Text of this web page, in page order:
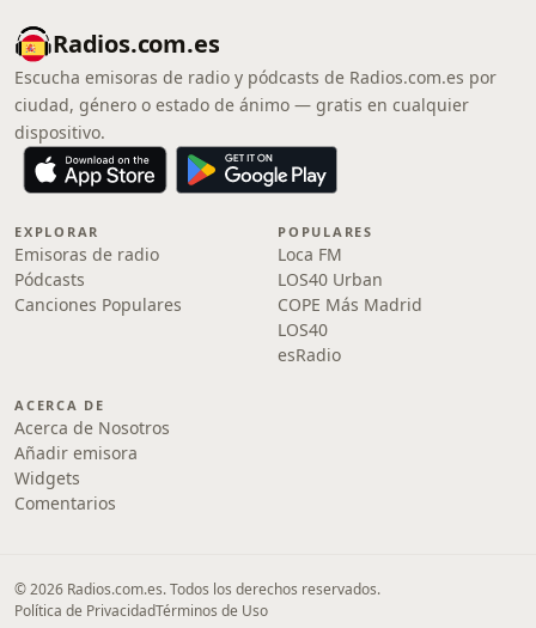
Radios.com.es
Escucha emisoras de radio y pódcasts de Radios.com.es por
ciudad, género o estado de ánimo — gratis en cualquier
dispositivo.
EXPLORAR
Emisoras de radio
Pódcasts
Canciones Populares
POPULARES
Loca FM
LOS40 Urban
COPE Más Madrid
LOS40
esRadio
ACERCA DE
Acerca de Nosotros
Añadir emisora
Widgets
Comentarios
© 2026 Radios.com.es. Todos los derechos reservados.
Política de PrivacidadTérminos de Uso